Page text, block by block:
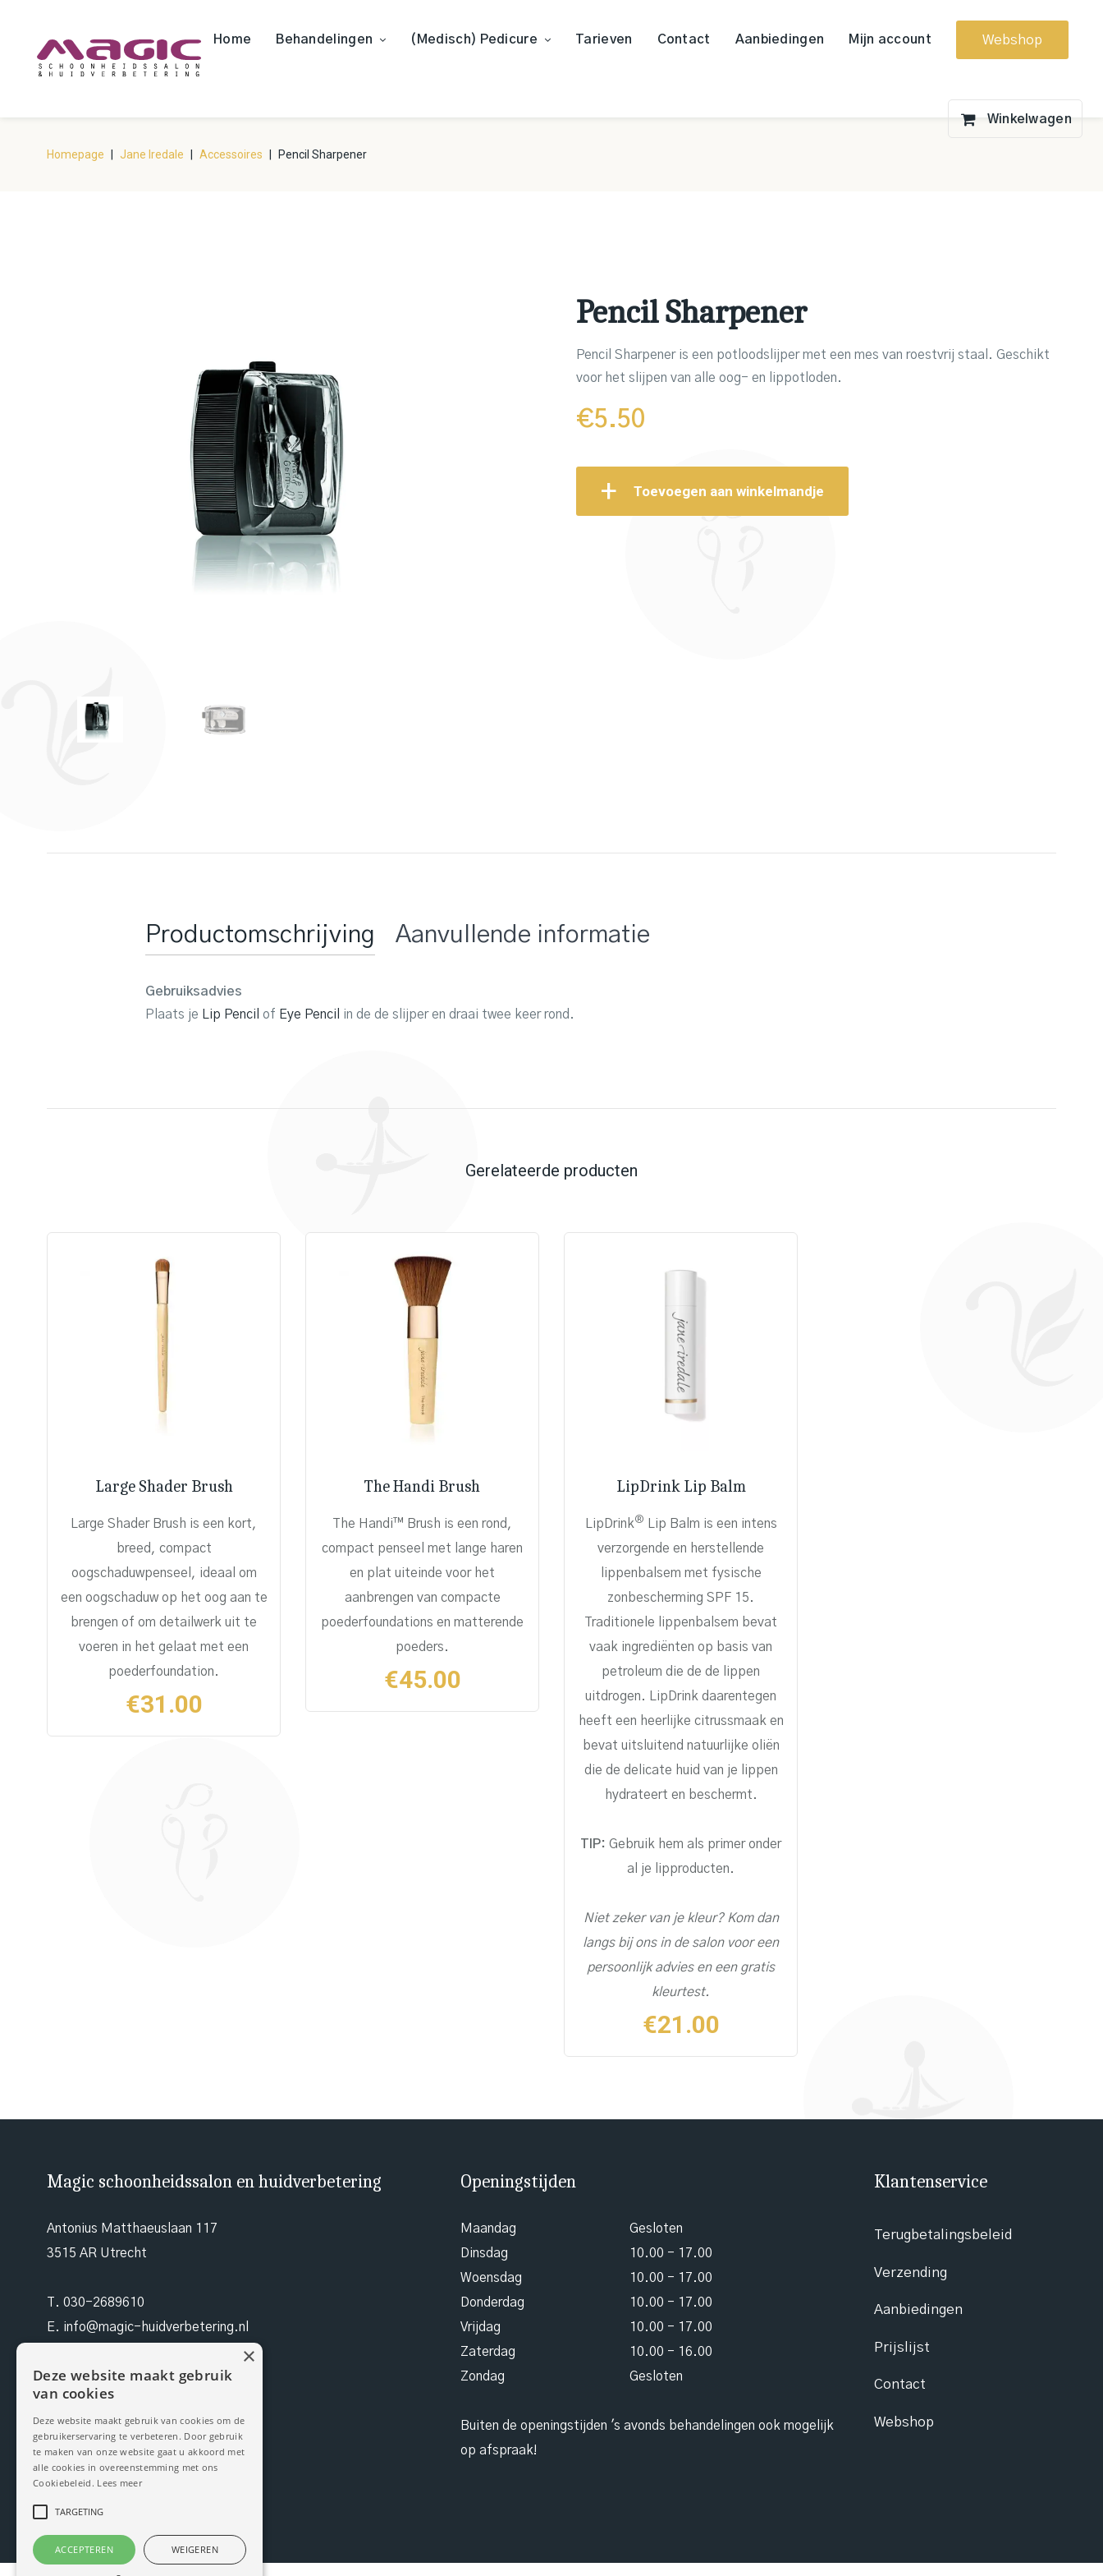
Home Behandelingen (Medisch) Pedicure Tarieven Contact Aanbiedingen Mijn account Webshop
Homepage Jane Iredale Accessoires Pencil Sharpener
Pencil Sharpener
Pencil Sharpener is een potloodslijper met een mes van roestvrij staal. Geschikt
voor het slijpen van alle oog- en lippotloden.
€5.50
Toevoegen aan winkelmandje
Productomschrijving Aanvullende informatie
Gebruiksadvies
Plaats je
Lip Pencil of Eye Pencil in de de slijper en draai twee keer rond.
Gerelateerde producten
Large Shader Brush
Large Shader Brush is een kort,
breed, compact
oogschaduwpenseel, ideaal om
een oogschaduw op het oog aan te
brengen of om detailwerk uit te
voeren in het gelaat met een
poederfoundation.
€31.00
The Handi Brush
The Handi™ Brush is een rond,
compact penseel met lange haren
en plat uiteinde voor het
aanbrengen van compacte
poederfoundations en matterende
poeders.
€45.00
LipDrink Lip Balm
LipDrink®
Lip Balm is een intens
verzorgende en herstellende
lippenbalsem met fysische
zonbescherming SPF 15.
Traditionele lippenbalsem bevat
vaak ingrediënten op basis van
petroleum die de de lippen
uitdrogen. LipDrink daarentegen
heeft een heerlijke citrussmaak en
bevat uitsluitend natuurlijke oliën
die de delicate huid van je lippen
hydrateert en beschermt.
TIP: Gebruik hem als primer onder
al je lipproducten.
Niet zeker van je kleur? Kom dan
langs bij ons in de salon voor een
persoonlijk advies en een gratis
kleurtest.
€21.00
Magic schoonheidssalon en huidverbetering
Antonius Matthaeuslaan 117
3515 AR Utrecht
T. 030-2689610
E. info@magic-huidverbetering.nl
KvK. 96490942
BTW NL 171199959B03
Openingstijden
Maandag
Gesloten
Dinsdag
10.00 - 17.00
Woensdag
10.00 - 17.00
Donderdag
10.00 - 17.00
Vrijdag
10.00 - 17.00
Zaterdag
10.00 - 16.00
Zondag
Gesloten
Buiten de openingstijden 's avonds behandelingen ook mogelijk
op afspraak!
Klantenservice
Terugbetalingsbeleid
Verzending
Aanbiedingen
Prijslijst
Contact
Webshop
Deze website maakt gebruik
van cookies
Deze website maakt gebruik van cookies om de
gebruikerservaring te verbeteren. Door gebruik
te maken van onze website gaat u akkoord met
alle cookies in overeenstemming met ons
Cookiebeleid. Lees meer
TARGETING
ACCEPTEREN WEIGEREN
×